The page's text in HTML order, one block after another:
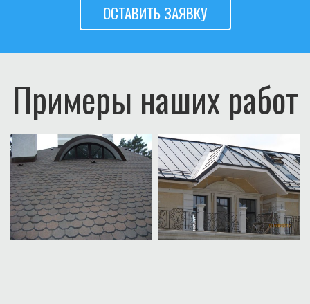
ОСТАВИТЬ ЗАЯВКУ
Примеры наших работ